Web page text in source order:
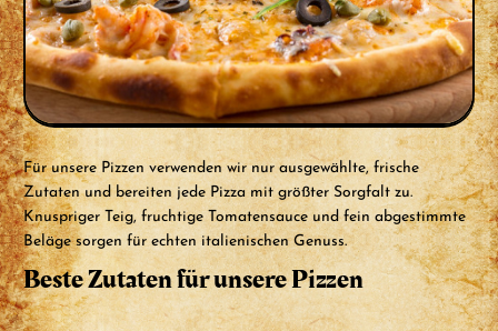
Für unsere Pizzen verwenden wir nur ausgewählte, frische
Zutaten und bereiten jede Pizza mit größter Sorgfalt zu.
Knuspriger Teig, fruchtige Tomatensauce und fein abgestimmte
Beläge sorgen für echten italienischen Genuss.
Beste Zutaten für unsere Pizzen